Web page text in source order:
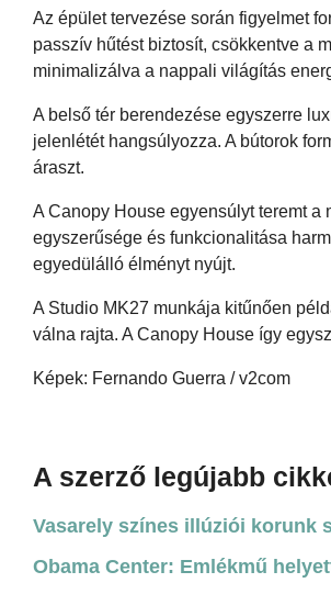
Az épület tervezése során figyelmet
passzív hűtést biztosít, csökkentve a
minimalizálva a nappali világítás
A belső tér berendezése egyszerre
jelenlétét hangsúlyozza. A bútorok
áraszt.
A Canopy House egyensúlyt teremt a
egyszerűsége és funkcionalitása
egyedülálló élményt nyújt.
A Studio MK27 munkája kitűnően
válna rajta. A Canopy House így
Képek: Fernando Guerra / v2com
A szerző legújabb
Vasarely színes illúziói korunk
Obama Center: Emlékmű